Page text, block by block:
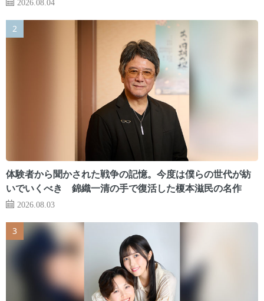
体験者から聞かされた戦争の記憶。今度は僕らの世代が紡
いでいくべき 錦織一清の手で復活した榎本滋民の名作
2026.08.03